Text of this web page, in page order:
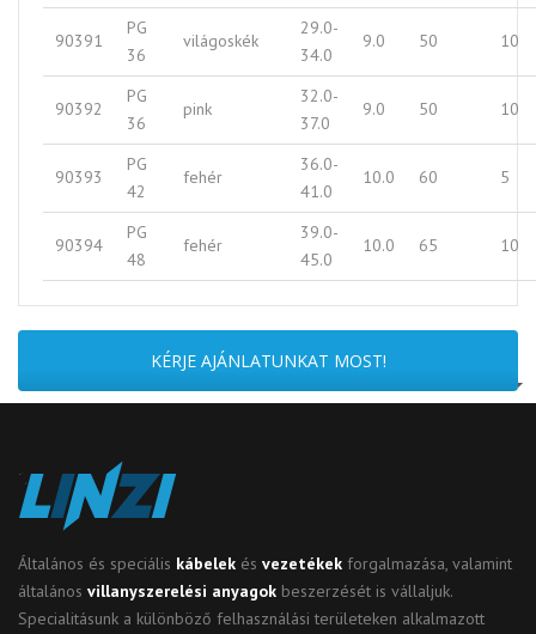
90391
PG
36
világoskék
29.0-
34.0
9.0 50 10
90392
PG
36
pink
32.0-
37.0
9.0 50 10
90393
PG
42
fehér
36.0-
41.0
10.0 60 5
90394
PG
48
fehér
39.0-
45.0
10.0 65 10
KÉRJE AJÁNLATUNKAT MOST!
Általános és speciális kábelek és vezetékek forgalmazása, valamint
általános villanyszerelési anyagok beszerzését is vállaljuk.
Specialitásunk a különböző felhasználási területeken alkalmazott